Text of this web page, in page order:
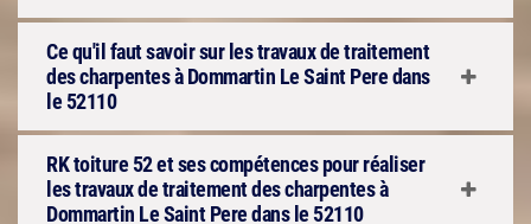
Ce qu'il faut savoir sur les travaux de traitement
des charpentes à Dommartin Le Saint Pere dans
le 52110
RK toiture 52 et ses compétences pour réaliser
les travaux de traitement des charpentes à
Dommartin Le Saint Pere dans le 52110